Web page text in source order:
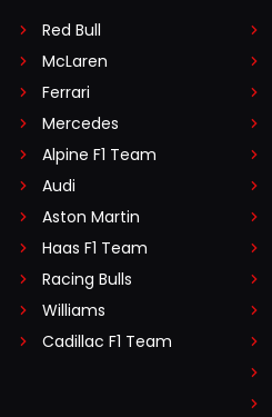
Red Bull
McLaren
Ferrari
Mercedes
Alpine F1 Team
Audi
Aston Martin
Haas F1 Team
Racing Bulls
Williams
Cadillac F1 Team